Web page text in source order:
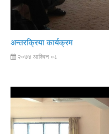
अन्तरक्रिया कार्यक्रम
२०७४ आश्विन ०८